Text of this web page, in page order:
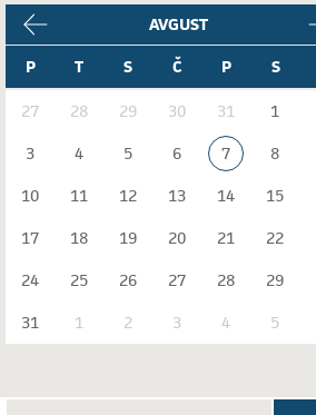
AVGUST
P
T S Č P S
27 28 29 30 31 1
3
4 5 6 7 8
10
11 12 13 14 15
17
18 19 20 21 22
24
25 26 27 28 29
31
1 2 3 4 5